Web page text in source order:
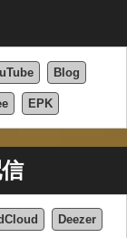
Blog
EPK
Deezer